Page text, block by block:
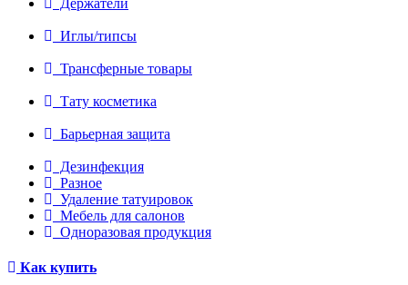
Держатели
Иглы/типсы
Трансферные товары
Тату косметика
Барьерная защита
Дезинфекция
Разное
Удаление татуировок
Мебель для салонов
Одноразовая продукция
Как купить